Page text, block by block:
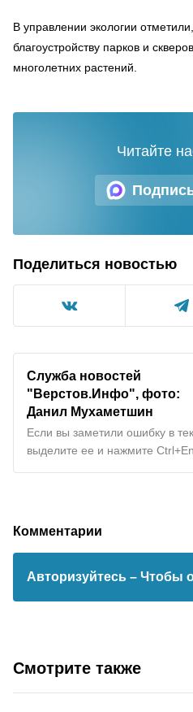
В управлении экологии
благоустройству парков и
многолетних растений.
Читайте
Поделиться новостью
Служба новостей
"Верстов.Инфо", фото:
Данил Мухаметшин
Если вы заметили ошибку в
выделите ее и нажмите
Комментарии
Авторизуйтесь – Чтобы
Смотрите также